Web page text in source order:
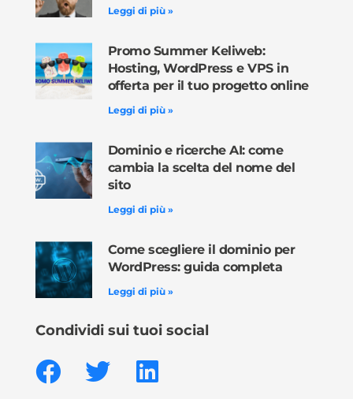
Leggi di più »
Promo Summer Keliweb:
Hosting, WordPress e VPS in
offerta per il tuo progetto online
Leggi di più »
Dominio e ricerche AI: come
cambia la scelta del nome del
sito
Leggi di più »
Come scegliere il dominio per
WordPress: guida completa
Leggi di più »
Condividi sui tuoi social